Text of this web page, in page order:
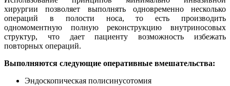
хирургии позволяет выполнять одновременно несколько
операций в полости носа, то есть производить
одномоментную полную реконструкцию внутриносовых
структур, что дает пациенту возможность избежать
повторных операций.
Выполняются следующие оперативные вмешательства:
Эндоскопическая полисинусотомия